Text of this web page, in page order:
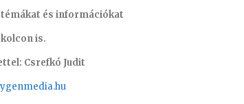
témákat és információkat
is.
Csrefkó Judit
nmedia.hu